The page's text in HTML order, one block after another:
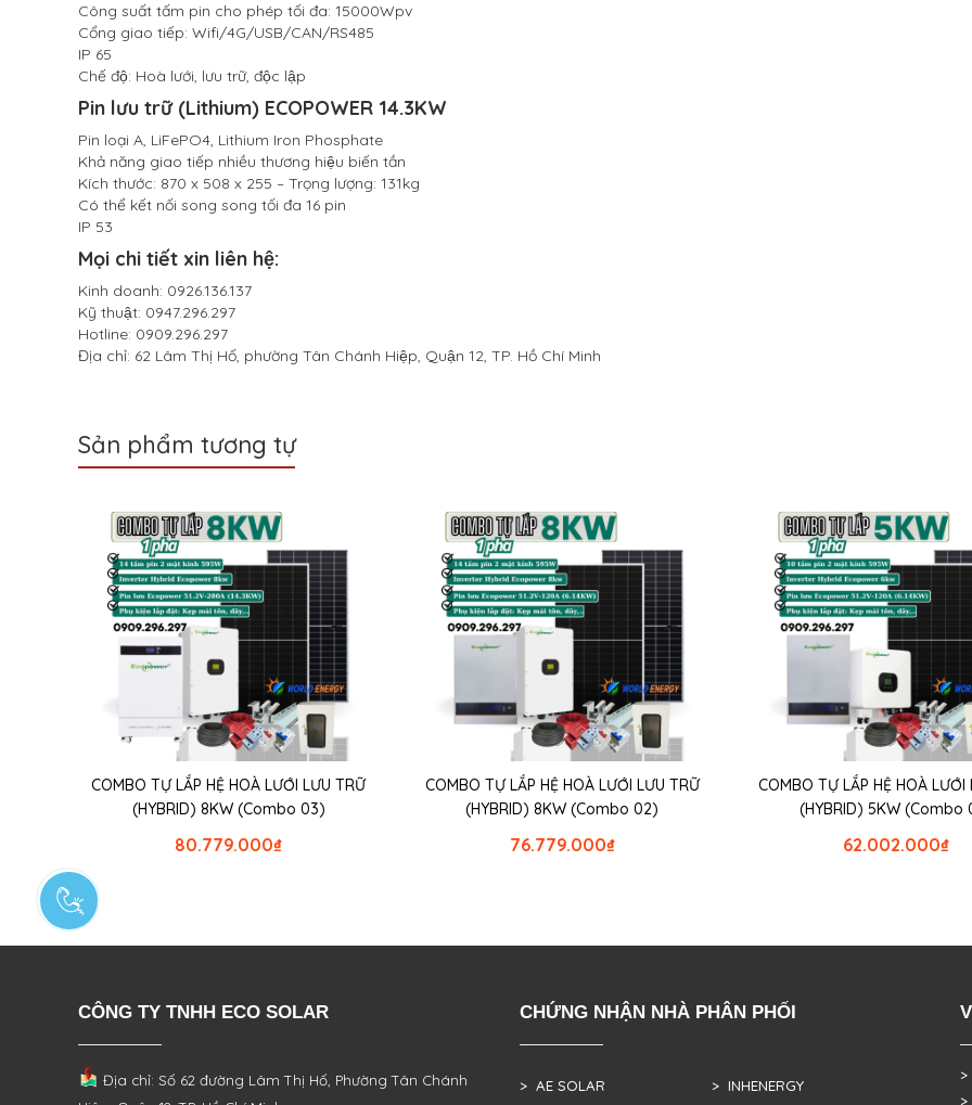
Công suất tấm pin cho phép tối đa: 15000Wpv
Cổng giao tiếp: Wifi/4G/USB/CAN/RS485
IP 65
Chế độ: Hoà lưới, lưu trữ, độc lập
Pin lưu trữ (Lithium) ECOPOWER 14.3KW
Pin loại A, LiFePO4, Lithium Iron Phosphate
Khả năng giao tiếp nhiều thương hiệu biến tần
Kích thước: 870 x 508 x 255 – Trọng lượng: 131kg
Có thể kết nối song song tối đa 16 pin
IP 53
Mọi chi tiết xin liên hệ:
Kinh doanh: 0926.136.137
Kỹ thuật: 0947.296.297
Hotline: 0909.296.297
Địa chỉ: 62 Lâm Thị Hố, phường Tân Chánh Hiệp, Quận 12, TP. Hồ Chí Minh
Sản phẩm tương tự
COMBO TỰ LẮP HỆ HOÀ LƯỚI LƯU TRỮ
(HYBRID) 8KW (Combo 03)
₫
80.779.000
COMBO TỰ LẮP HỆ HOÀ LƯỚI LƯU TRỮ
(HYBRID) 8KW (Combo 02)
₫
76.779.000
COMBO TỰ LẮP HỆ HOÀ LƯỚI
(HYBRID) 5KW (Combo
₫
62.002.000
CÔNG TY TNHH ECO SOLAR
Địa chỉ: Số 62 đường Lâm Thị Hố, PhườngTân Chánh
CHỨNG NHẬN NHÀ PHÂN PHỐI
> AE SOLAR
> INHENERGY
>